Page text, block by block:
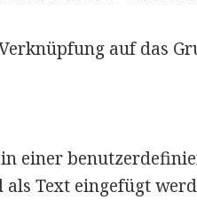
auf das
einer
Text eingefügt